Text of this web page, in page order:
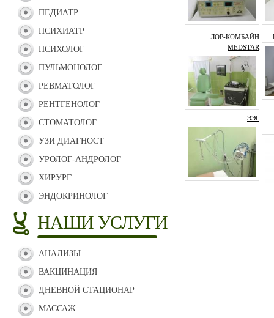
ПЕДИАТР
ПСИХИАТР
ПСИХОЛОГ
ПУЛЬМОНОЛОГ
РЕВМАТОЛОГ
РЕНТГЕНОЛОГ
СТОМАТОЛОГ
УЗИ ДИАГНОСТ
УРОЛОГ-АНДРОЛОГ
ХИРУРГ
ЭНДОКРИНОЛОГ
НАШИ УСЛУГИ
АНАЛИЗЫ
ВАКЦИНАЦИЯ
ДНЕВНОЙ СТАЦИОНАР
МАССАЖ
ЛОР-КОМБАЙН
MEDSTAR
ЭЭГ